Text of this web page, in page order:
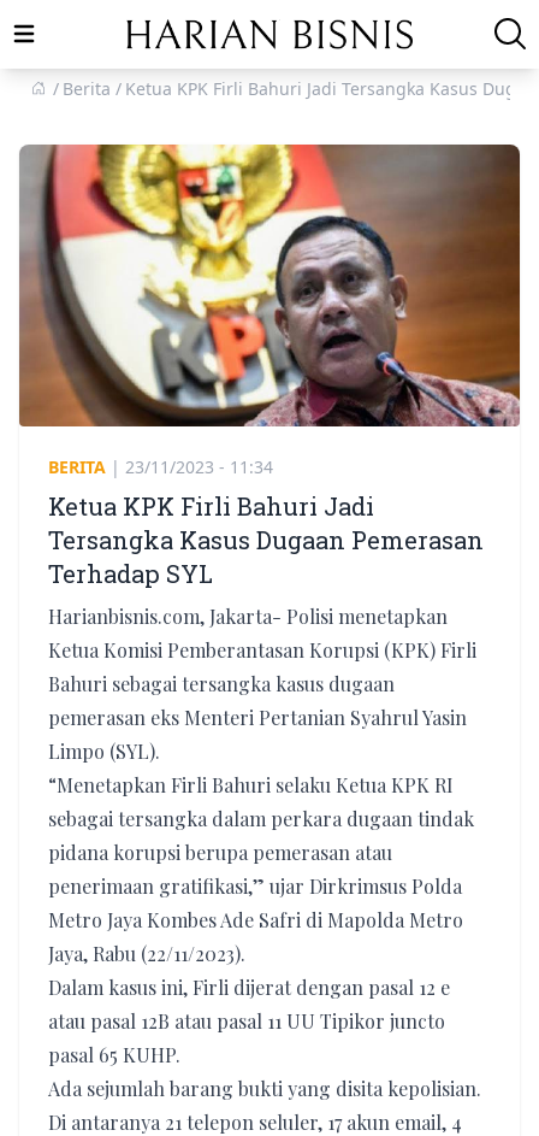
Open main menu
Berita
Ketua KPK Firli Bahuri Jadi Tersangka Kasus
BERITA | 23/11/2023 - 11:34
Ketua KPK Firli Bahuri Jadi
Tersangka Kasus Dugaan Pemerasan
Terhadap SYL
Harianbisnis.com, Jakarta- Polisi menetapkan
Ketua Komisi Pemberantasan Korupsi (KPK) Firli
Bahuri sebagai tersangka kasus dugaan
pemerasan eks Menteri Pertanian Syahrul Yasin
Limpo (SYL).
“Menetapkan Firli Bahuri selaku Ketua KPK RI
sebagai tersangka dalam perkara dugaan tindak
pidana korupsi berupa pemerasan atau
penerimaan gratifikasi,” ujar Dirkrimsus Polda
Metro Jaya Kombes Ade Safri di Mapolda Metro
Jaya, Rabu (22/11/2023).
Dalam kasus ini, Firli dijerat dengan pasal 12 e
atau pasal 12B atau pasal 11 UU Tipikor juncto
pasal 65 KUHP.
Ada sejumlah barang bukti yang disita kepolisian.
Di antaranya 21 telepon seluler, 17 akun email, 4